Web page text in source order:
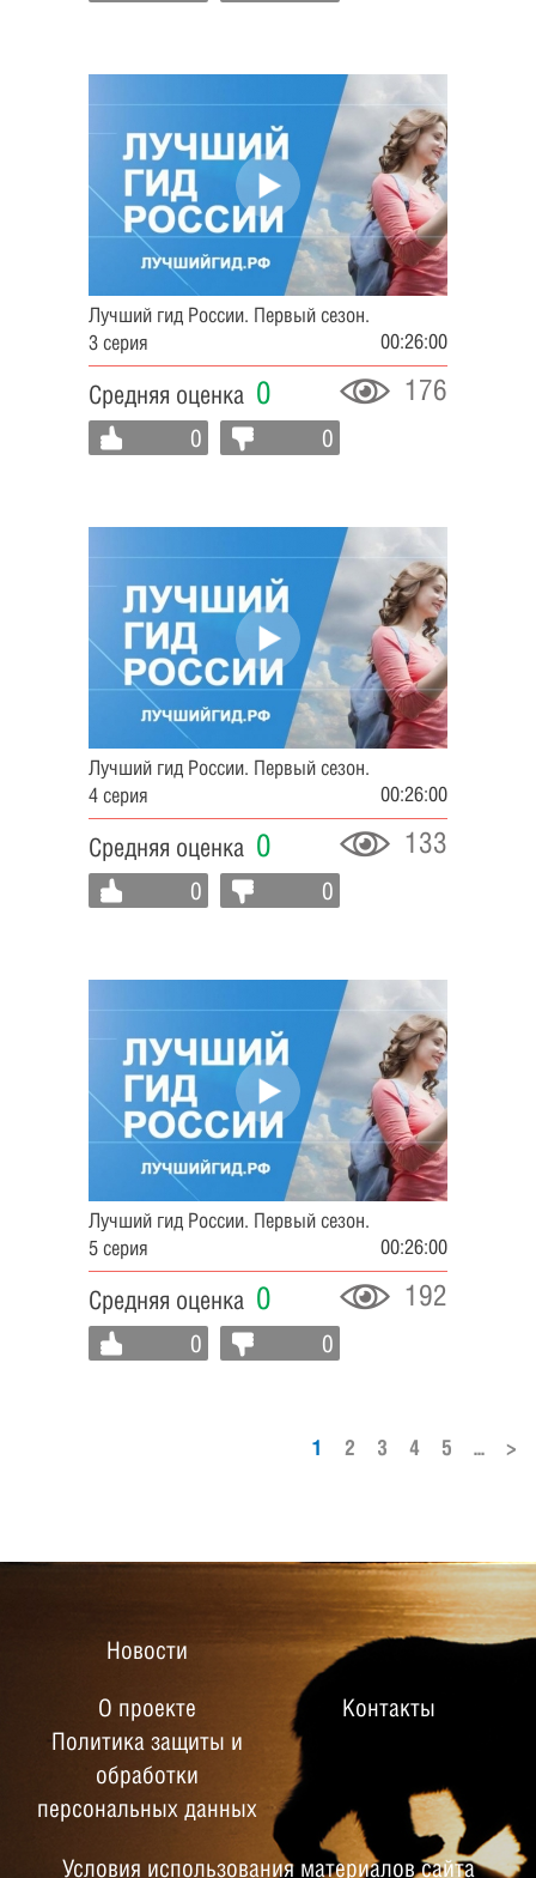
Лучший гид России. Первый сезон.
3 серия
00:26:00
Средняя оценка 0 176
0 0
Лучший гид России. Первый сезон.
4 серия
00:26:00
Средняя оценка 0 133
0 0
Лучший гид России. Первый сезон.
5 серия
00:26:00
Средняя оценка 0 192
0 0
1 2 3 4 5 ... >
Новости
Условия использования материалов сайта
О проекте
Контакты
Политика защиты и
обработки
персональных данных